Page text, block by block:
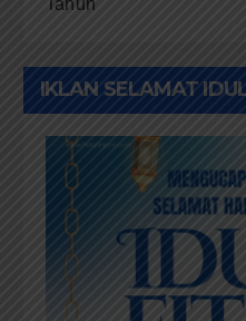
Tahun
IKLAN SELAMAT